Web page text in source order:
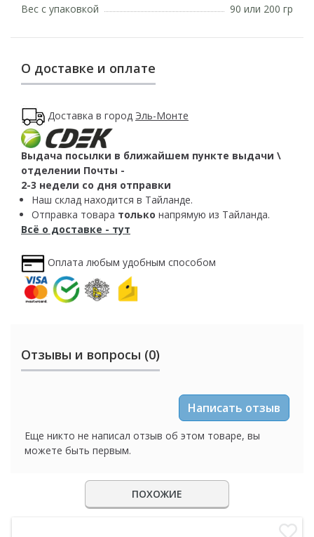
Вес с упаковкой
90 или 200 гр
О доставке и оплате
Доставка в город Эль-Монте
Выдача посылки в ближайшем пункте выдачи \
отделении Почты -
2-3 недели со дня отправки
Наш склад находится в Тайланде.
Отправка товара только напрямую из Тайланда.
Всё о доставке - тут
Оплата любым удобным способом
Отзывы и вопросы (0)
Написать отзыв
Еще никто не написал отзыв об этом товаре, вы
можете быть первым.
ПОХОЖИЕ